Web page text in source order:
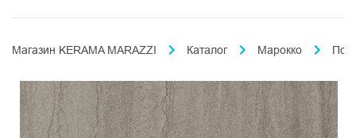
Магазин KERAMA MARAZZI Каталог Марокко